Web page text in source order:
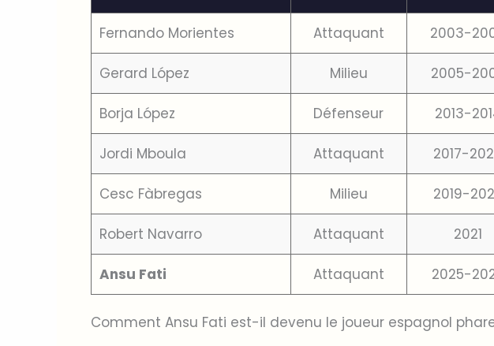
Fernando Morientes Attaquant 2003-
Gerard López Milieu 2005-
Borja López Défenseur 2013-
Jordi Mboula Attaquant 2017-
Cesc Fàbregas Milieu 2019-
Robert Navarro Attaquant 2021
Ansu Fati Attaquant 2025-
Comment Ansu Fati est-il devenu le joueur espagnol